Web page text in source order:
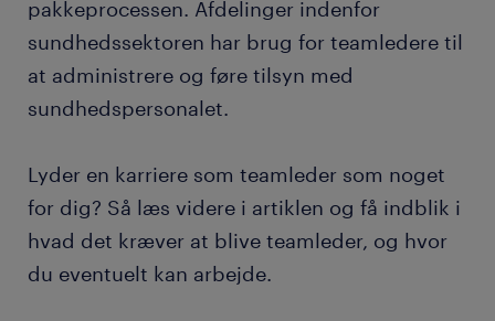
pakkeprocessen. Afdelinger indenfor
sundhedssektoren har brug for teamledere til
at administrere og føre tilsyn med
sundhedspersonalet.
Lyder en karriere som teamleder som noget
for dig? Så læs videre i artiklen og få indblik i
hvad det kræver at blive teamleder, og hvor
du eventuelt kan arbejde.